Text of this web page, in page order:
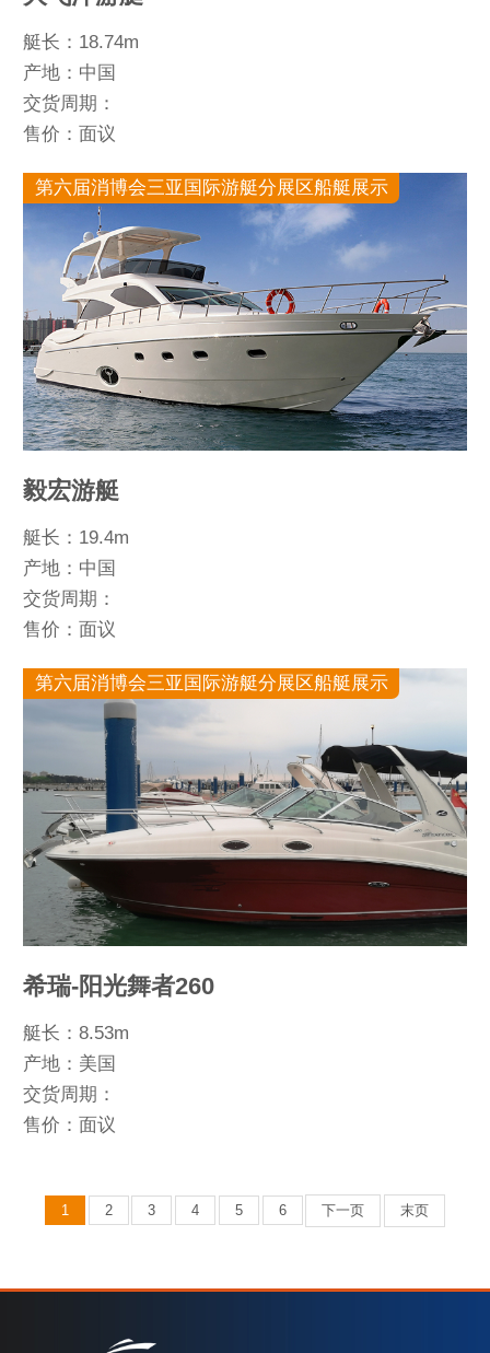
艇长：18.74m
产地：中国
交货周期：
售价：面议
第六届消博会三亚国际游艇分展区船艇展示
毅宏游艇
艇长：19.4m
产地：中国
交货周期：
售价：面议
第六届消博会三亚国际游艇分展区船艇展示
希瑞-阳光舞者260
艇长：8.53m
产地：美国
交货周期：
售价：面议
1 2 3 4 5 6 下一页 末页